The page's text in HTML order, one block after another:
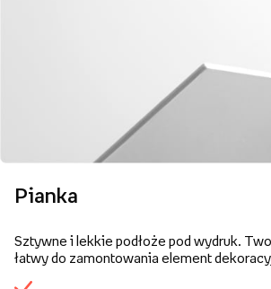
Pianka
Sztywne i lekkie podłoże pod wydruk.
łatwy do zamontowania element